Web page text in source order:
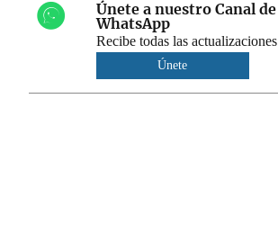
Únete a nuestro Canal de
WhatsApp
Recibe todas las actualizaciones
Únete